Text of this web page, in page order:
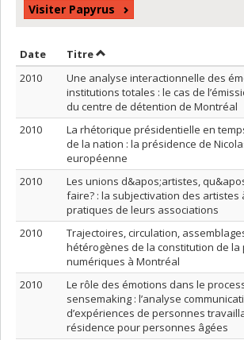
Visiter Papyrus
Date Trier par date en ordre croissant
TitreTrier par titre en ordre
2010
Une analyse interactionnelle des
institutions totales : le cas de
du centre de détention de Montréal
2010
La rhétorique présidentielle en
de la nation : la présidence de
européenne
2010
Les unions d&apos;artistes,
faire? : la subjectivation des artistes
pratiques de leurs associations
2010
Trajectoires, circulation,
hétérogènes de la constitution de la
numériques à Montréal
2010
Le rôle des émotions dans le
sensemaking : l’analyse
d’expériences de personnes
résidence pour personnes âgées